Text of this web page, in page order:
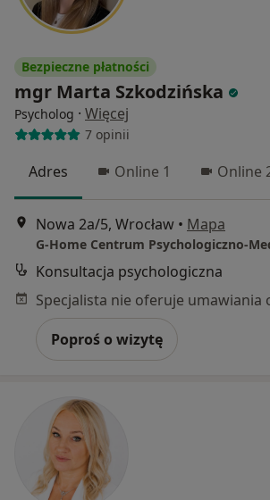
Bezpieczne płatności
mgr Marta Szkodzińska
Psycholog · Więcej
7 opinii
Adres Online 1 Online
Nowa 2a/5, Wrocław • Mapa
G-Home Centrum Psychologiczno-
Konsultacja psychologiczna
Poproś o wizytę